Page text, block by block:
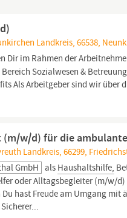
Landkreis, 66538,
Dir im Rahmen der
Sozialwesen &
Als Arbeitgeber sind wir
w/d) für die
Landkreis, 66299,
GmbH als Haushaltshilfe,
oder Alltagsbegleiter (m/w/
hast Freude am Umgang